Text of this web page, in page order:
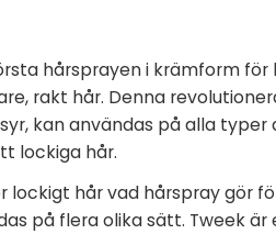
hårsprayen i krämform
rakt hår. Denna
kan användas på alla typer
lockiga hår.
lockigt hår vad hårspray gör
på flera olika sätt. Tweek